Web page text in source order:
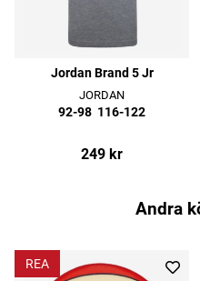
Jordan Brand 5 Jr
JORDAN
92-98 116-122
249 kr
Andra
REA